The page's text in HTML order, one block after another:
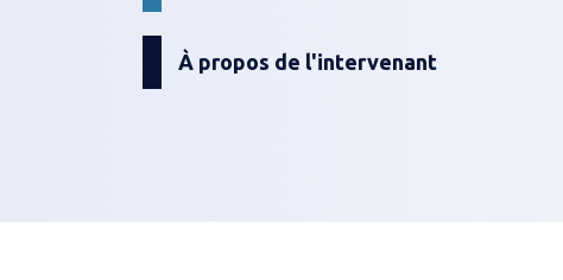
À propos de l'intervenant